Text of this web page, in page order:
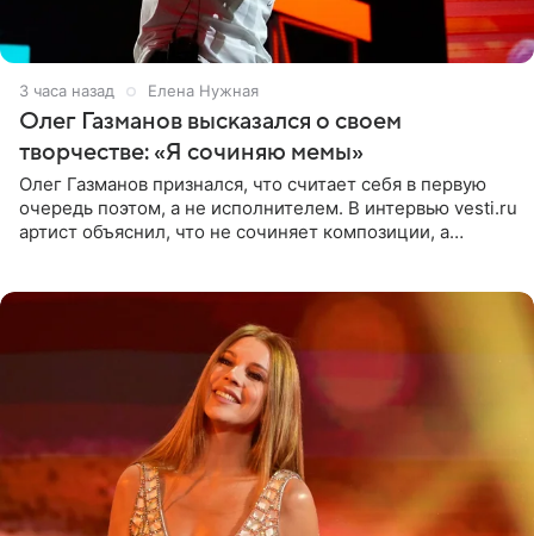
3 часа назад Елена Нужная
Олег Газманов высказался о своем
творчестве: «Я сочиняю мемы»
Олег Газманов признался, что считает себя в первую
очередь поэтом, а не исполнителем. В интервью vesti.ru
артист объяснил, что не сочиняет композиции, а